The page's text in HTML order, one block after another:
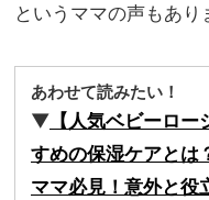
というママの声もあり
あわせて読みたい！
▼ 【人気ベビーロ
すめの保湿ケアとは
ママ必見！意外と役